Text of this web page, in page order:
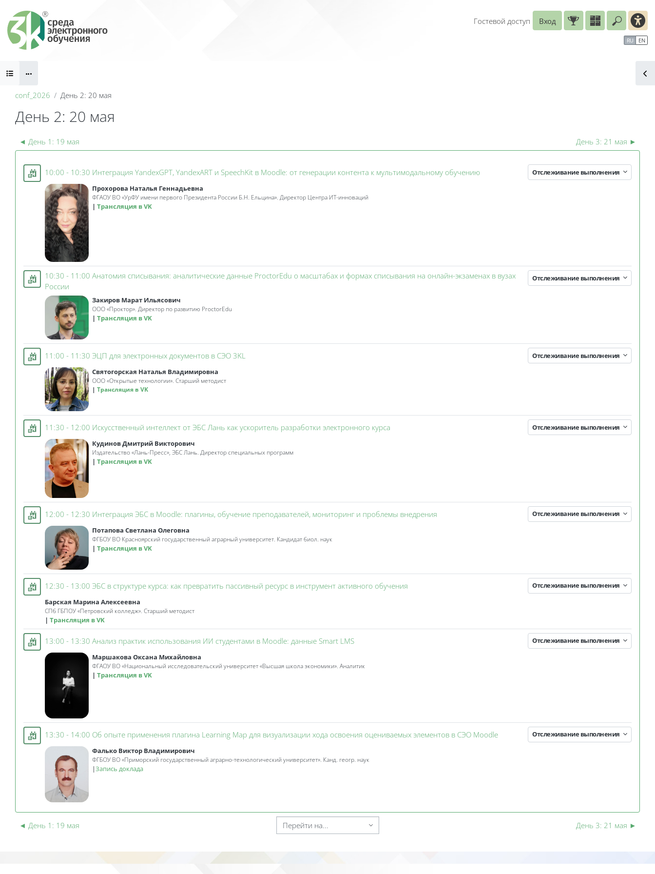
Гостевой доступ
Вход
RU EN
Блоки
conf_2026 День 2: 20 мая
День 2: 20 мая
Блоки
Секция: День 2: 20 мая | V Всероссийская научно-практическая конференция «Среда
◄ День 1: 19 мая День 3: 21 мая ►
10:00 - 10:30 Интеграция YandexGPT, YandexART и SpeechKit в Moodle: от генерации контента к мультимодальному обучению
Отслеживание выполнения
Прохорова Наталья Геннадьевна
ФГАОУ ВО«УрФУ имени первого Президента России Б.Н. Ельцина». Директор Центра ИТ-инноваций
Трансляция в VK
10:30 - 11:00 Анатомия списывания: аналитические данные ProctorEdu о масштабах и формах списывания на онлайн-экзаменах в вузах
России
Отслеживание выполнения
Закиров Марат Ильясович
ООО «Проктор». Директор по развитию ProctorEdu
Трансляция в VK
11:00 - 11:30 ЭЦП для электронных документов в СЭО 3KL
Отслеживание выполнения
Святогорская Наталья Владимировна
ООО «Открытые технологии». Старший методист
Трансляция в VK
11:30 - 12:00 Искусственный интеллект от ЭБС Лань как ускоритель разработки электронного курса
Отслеживание выполнения
Кудинов Дмитрий Викторович
Издательство «Лань-Пресс», ЭБС Лань. Директор специальных программ
Трансляция в VK
12:00 - 12:30 Интеграция ЭБС в Moodle: плагины, обучение преподавателей, мониторинг и проблемы внедрения
Отслеживание выполнения
Потапова Светлана Олеговна
ФГБОУ ВО Красноярский государственный аграрный университет. Кандидат биол. наук
Трансляция в VK
12:30 - 13:00 ЭБС в структуре курса: как превратить пассивный ресурс в инструмент активного обучения
Отслеживание выполнения
Барская Марина Алексеевна
СПб ГБПОУ «Петровский колледж». Старший методист
Трансляция в VK
13:00 - 13:30 Анализ практик использования ИИ студентами в Moodle: данные Smart LMSЗанятие 3KL
Отслеживание выполнения
Маршакова Оксана Михайловна
ФГАОУ ВО «Национальный исследовательский университет «Высшая школа экономики». Аналитик
Трансляция в VK
13:30 - 14:00 Об опыте применения плагина Learning Map для визуализации хода освоения оцениваемых элементов в СЭО MoodleЗанятие 3KLОтслеживание выполнения
Фалько Виктор Владимирович
ФГБОУ ВО «Приморский государственный аграрно-технологический университет». Канд. геогр. наук
|Запись доклада
◄ День 1: 19 мая День 3: 21 мая ►